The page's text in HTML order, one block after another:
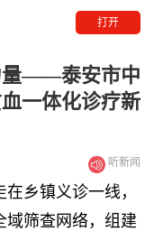
打开
量——泰安市中
一体化诊疗新
听新闻
乡镇义诊一线，
域筛查网络，组建